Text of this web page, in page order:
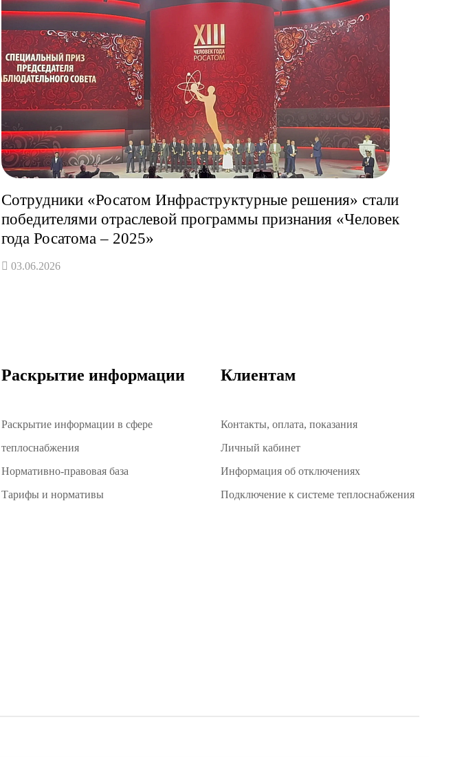
Сотрудники «Росатом Инфраструктурные решения» стали
победителями отраслевой программы признания «Человек
года Росатома – 2025»
03.06.2026
Раскрытие информации
Раскрытие информации в сфере
теплоснабжения
Нормативно-правовая база
Тарифы и нормативы
Клиентам
Контакты, оплата, показания
Личный кабинет
Информация об отключениях
Подключение к системе теплоснабжения